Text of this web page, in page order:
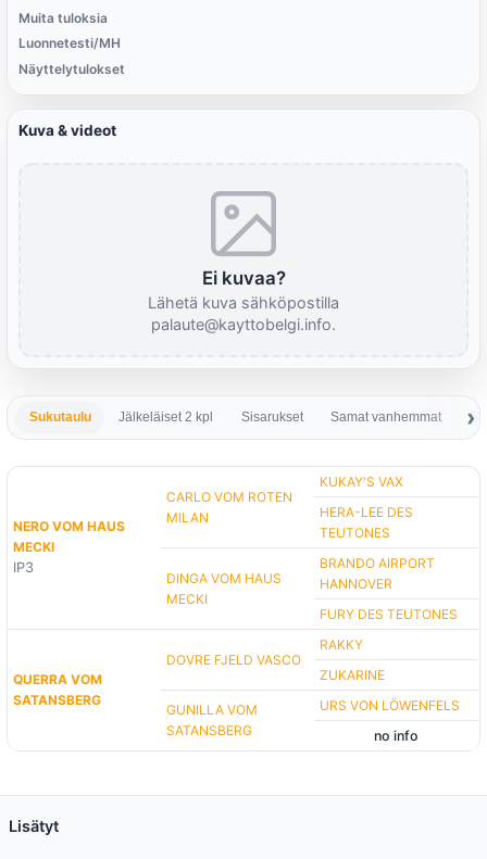
Muita tuloksia
Luonnetesti/MH
Näyttelytulokset
Kuva & videot
Ei kuvaa?
Lähetä kuva sähköpostilla
palaute@kayttobelgi.info.
Sukutaulu Jälkeläiset 2 kpl Sisarukset Samat vanhemmat
NERO VOM HAUS
MECKI
IP3
CARLO VOM ROTEN
MILAN
KUKAY'S VAX
HERA-LEE DES
TEUTONES
DINGA VOM HAUS
MECKI
BRANDO AIRPORT
HANNOVER
FURY DES TEUTONES
QUERRA VOM
SATANSBERG
DOVRE FJELD VASCO
RAKKY
ZUKARINE
GUNILLA VOM
SATANSBERG
URS VON LÖWENFELS
no info
Lisätyt